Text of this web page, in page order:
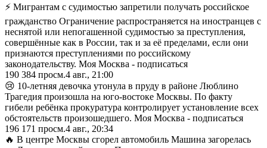
⚡️ Мигрантам с судимостью запретили получать российское
гражданство Ограничение распространяется на иностранцев с
неснятой или непогашенной судимостью за преступления,
совершённые как в России, так и за её пределами, если они
признаются преступлениями по российскому
законодательству. Моя Москва - подписаться
190 384 просм.4 авг., 21:00
😢 10-летняя девочка утонула в пруду в районе Люблино
Трагедия произошла на юго-востоке Москвы. По факту
гибели ребёнка прокуратура контролирует установление всех
обстоятельств произошедшего. Моя Москва - подписаться
196 171 просм.4 авг., 20:34
🔥 В центре Москвы сгорел автомобиль Машина загорелась